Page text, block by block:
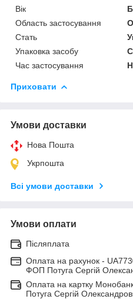
Вік
Область застосування
Стать
Упаковка засобу
Час застосування
Приховати
Умови доставки
Нова Пошта
Укрпошта
Всі умови доставки
Умови оплати
Післяплата
Оплата на рахунок -
ФОП Потуга Сергій
Оплата на картку
Потуга Сергій